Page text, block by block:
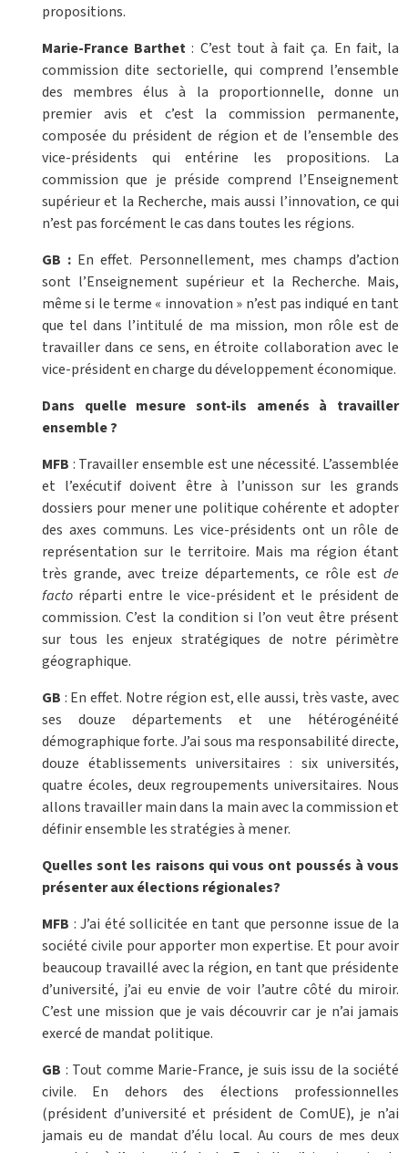
propositions.
Marie-France Barthet : C’est tout à fait ça. En fait, la
commission dite sectorielle, qui comprend l’ensemble
des membres élus à la proportionnelle, donne un
premier avis et c’est la commission permanente,
composée du président de région et de l’ensemble des
vice-présidents qui entérine les propositions. La
commission que je préside comprend l’Enseignement
supérieur et la Recherche, mais aussi l’innovation, ce qui
n’est pas forcément le cas dans toutes les régions.
GB : En effet. Personnellement, mes champs d’action
sont l’Enseignement supérieur et la Recherche. Mais,
même si le terme « innovation » n’est pas indiqué en tant
que tel dans l’intitulé de ma mission, mon rôle est de
travailler dans ce sens, en étroite collaboration avec le
vice-président en charge du développement économique.
Dans quelle mesure sont-ils amenés à travailler
ensemble ?
MFB : Travailler ensemble est une nécessité. L’assemblée
et l’exécutif doivent être à l’unisson sur les grands
dossiers pour mener une politique cohérente et adopter
des axes communs. Les vice-présidents ont un rôle de
représentation sur le territoire. Mais ma région étant
très grande, avec treize départements, ce rôle est de
facto réparti entre le vice-président et le président de
commission. C’est la condition si l’on veut être présent
sur tous les enjeux stratégiques de notre périmètre
géographique.
GB : En effet. Notre région est, elle aussi, très vaste, avec
ses douze départements et une hétérogénéité
démographique forte. J’ai sous ma responsabilité directe,
douze établissements universitaires : six universités,
quatre écoles, deux regroupements universitaires. Nous
allons travailler main dans la main avec la commission et
définir ensemble les stratégies à mener.
Quelles sont les raisons qui vous ont poussés à vous
présenter aux élections régionales?
MFB : J’ai été sollicitée en tant que personne issue de la
société civile pour apporter mon expertise. Et pour avoir
beaucoup travaillé avec la région, en tant que présidente
d’université, j’ai eu envie de voir l’autre côté du miroir.
C’est une mission que je vais découvrir car je n’ai jamais
exercé de mandat politique.
GB : Tout comme Marie-France, je suis issu de la société
civile. En dehors des élections professionnelles
(président d’université et président de ComUE), je n’ai
jamais eu de mandat d’élu local. Au cours de mes deux